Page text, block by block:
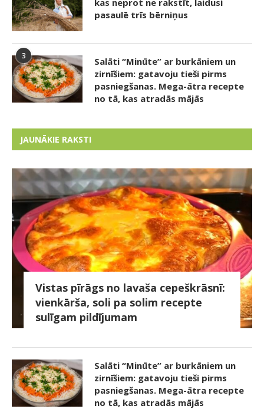
pasaulē trīs bērniņus
3
Salāti “Minūte” ar burkāniem un
zirnīšiem: gatavoju tieši pirms
pasniegšanas. Mega-ātra recepte
no tā, kas atradās mājās
JAUNĀKIE RAKSTI
Vistas pīrāgs no lavaša cepeškrāsnī:
vienkārša, soli pa solim recepte
sulīgam pildījumam
Salāti “Minūte” ar burkāniem un
zirnīšiem: gatavoju tieši pirms
pasniegšanas. Mega-ātra recepte
no tā, kas atradās mājās